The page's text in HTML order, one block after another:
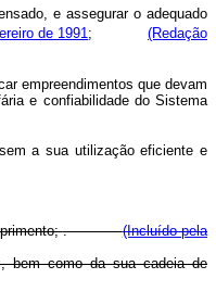
e assegurar o adequado
de 1991;(Redação
empreendimentos que devam
e confiabilidade do Sistema
a sua utilização eficiente e
.(Incluído pela
bem como da sua cadeia de